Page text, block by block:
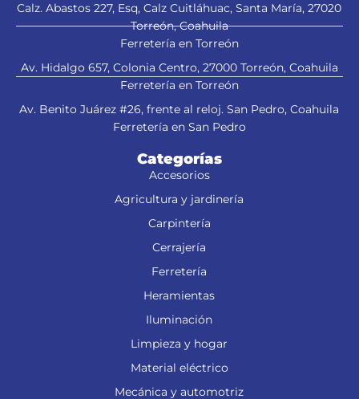
Calz. Abastos 227, Esq, Calz Cuitláhuac, Santa María, 27020
Torreón, Coahuila
Ferretería en Torreón
Av. Hidalgo 657, Colonia Centro, 27000 Torreón, Coahuila
Ferretería en Torreón
Av. Benito Juárez #26, frente al reloj. San Pedro, Coahuila
Ferretería en San Pedro
Categorías
Accesorios
Agricultura y jardinería
Carpintería
Cerrajería
Ferretería
Heramientas
Iluminación
Limpieza y hogar
Material eléctrico
Mecánica y automotriz